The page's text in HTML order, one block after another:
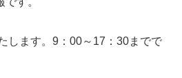
します。9：00～17：30までで